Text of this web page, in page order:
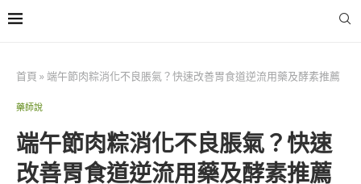
首頁 »端午節肉粽消化不良脹氣？快速改善胃食道逆流用藥及酵素推薦
藥師說
端午節肉粽消化不良脹氣？快速
改善胃食道逆流用藥及酵素推薦